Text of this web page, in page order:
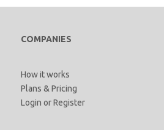
COMPANIES
How it works
Plans & Pricing
Login orRegister